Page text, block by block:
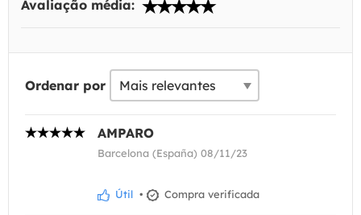
Avaliação média:
Ordenar por
AMPARO
Barcelona (España) 08/11/23
Útil • Compra verificada